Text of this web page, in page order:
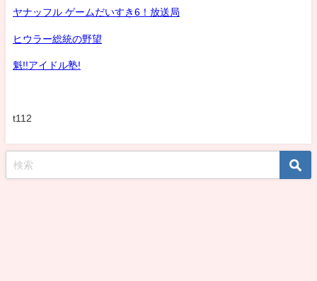
ヤナッフル ゲームだいすき6！放送局
ヒウラー総統の野望
魁!!アイドル塾!
t112